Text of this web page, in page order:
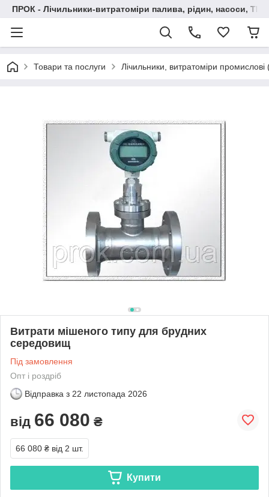
ПРОК - Лічильники-витратоміри палива, рідин, насоси,
Товари та послуги Лічильники, витратоміри промислові
Витрати мішеного типу для брудних
середовищ
Під замовлення
Опт і роздріб
Відправка з 22 листопада 2026
від 66 080 ₴
66 080 ₴ від 2 шт.
Купити